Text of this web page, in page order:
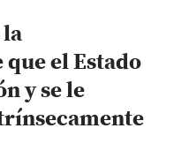
el Estado
y se le